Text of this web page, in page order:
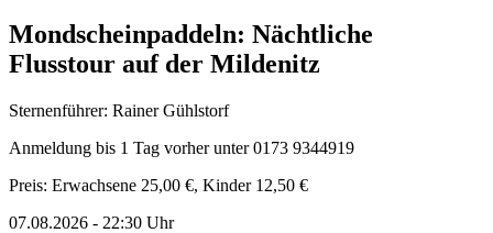
Mondscheinpaddeln: Nächtliche
Flusstour auf der Mildenitz
Sternenführer: Rainer Gühlstorf
Anmeldung bis 1 Tag vorher unter 0173 9344919
Preis: Erwachsene 25,00 €, Kinder 12,50 €
07.08.2026 - 22:30 Uhr